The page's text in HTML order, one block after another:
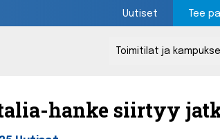
Uutiset Tee
Toimitilat ja
hanke siirtyy